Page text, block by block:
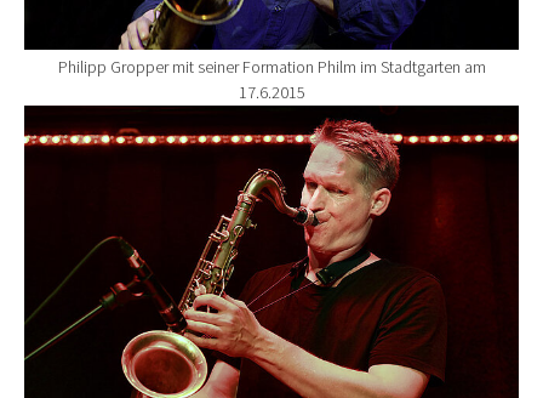
Philipp Gropper mit seiner Formation Philm im Stadtgarten am
17.6.2015
Show larger version for: